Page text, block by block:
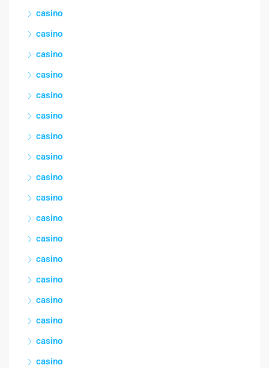
casino
casino
casino
casino
casino
casino
casino
casino
casino
casino
casino
casino
casino
casino
casino
casino
casino
casino